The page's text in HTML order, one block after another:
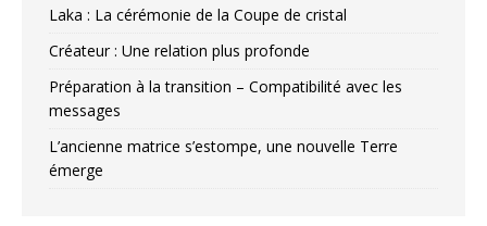
Laka : La cérémonie de la Coupe de cristal
Créateur : Une relation plus profonde
Préparation à la transition – Compatibilité avec les
messages
L’ancienne matrice s’estompe, une nouvelle Terre
émerge